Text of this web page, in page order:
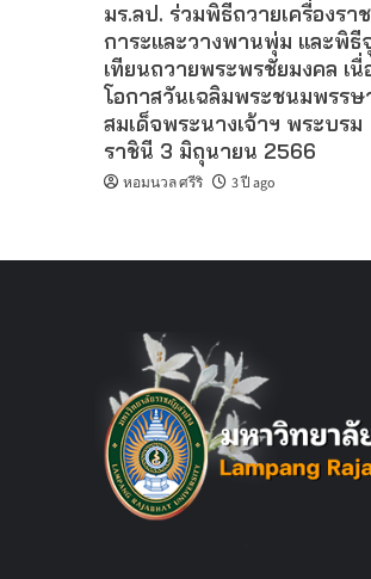
มร.ลป. ร่วมพิธีถวายเครื่องรา
การะและวางพานพุ่ม และพิธี
เทียนถวายพระพรชัยมงคล เนื่
โอกาสวันเฉลิมพระชนมพรรษ
สมเด็จพระนางเจ้าฯ พระบรม
ราชินี 3 มิถุนายน 2566
หอมนวล ศรีริ 3 ปี ago